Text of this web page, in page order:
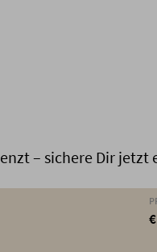
– sichere Dir jetzt